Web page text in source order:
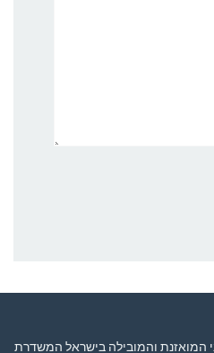
המואזנת והמובילה בישראל המשדרת